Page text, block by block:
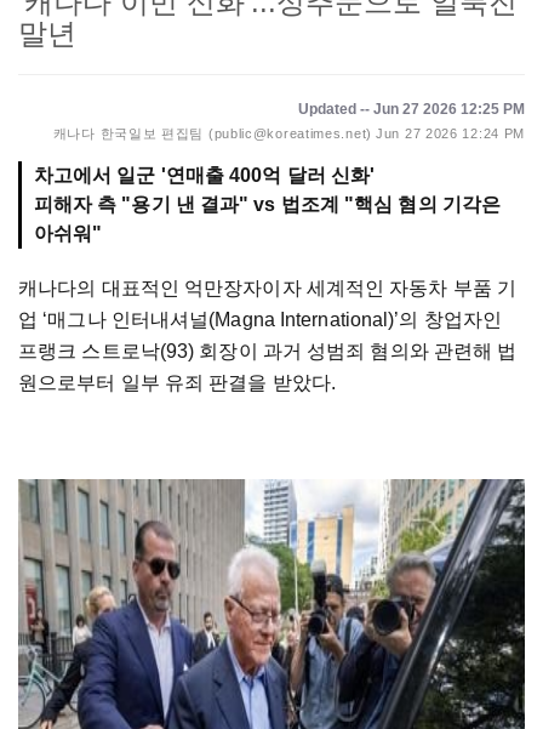
말년
Updated -- Jun 27 2026 12:25 PM
캐나다 한국일보 편집팀 (public@koreatimes.net) Jun 27 2026 12:24 PM
차고에서 일군 '연매출 400억 달러 신화'
피해자 측 "용기 낸 결과" vs 법조계 "핵심 혐의 기각은
아쉬워"
캐나다의 대표적인 억만장자이자 세계적인 자동차 부품 기
업 ‘매그나 인터내셔널(Magna International)’의 창업자인
프랭크 스트로낙(93) 회장이 과거 성범죄 혐의와 관련해 법
원으로부터 일부 유죄 판결을 받았다.